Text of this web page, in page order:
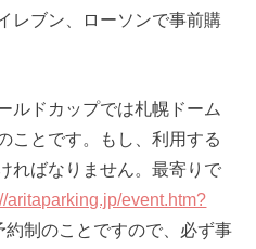
レブン、ローソンで事前購
ルドカップでは札幌ドーム
ことです。もし、利用する
ればなりません。最寄りで
aritaparking.jp/event.htm?
約制のことですので、必ず事